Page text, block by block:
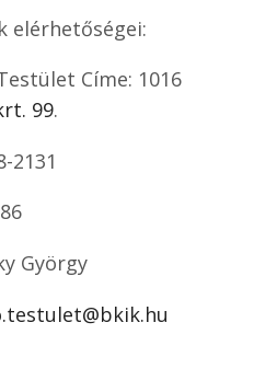
elérhetőségei:
Címe: 1016
99.
2131
György